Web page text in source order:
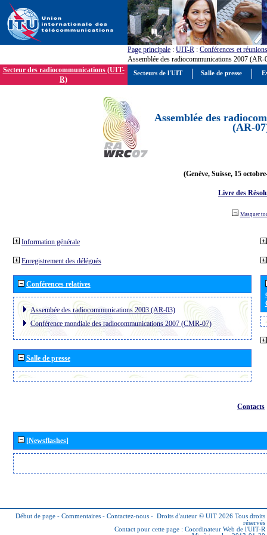
Page principale : UIT-R : Conférences et réunions
Assemblée des radiocommunications 2007 (AR-
Secteur des radiocommunications (UIT-
R)
Assemblée des
(AR-
(Genève, Suisse, 15
Livre des
Masquer
Information générale
Enregistrement des délégués
Conférences relatives
Assembée des radiocommunications 2003 (AR-03)
Conférence mondiale des radiocommunications 2007 (CMR-07)
Salle de presse
Contacts
[Newsflashes]
Début de page - Commentaires - Contactez-nous - Droits d'auteur © UIT 2026 Tous droits
réservés
Contact pour cette page : Coordinateur Web de l'UIT-R
Secteurs de l'UIT Salle de presse